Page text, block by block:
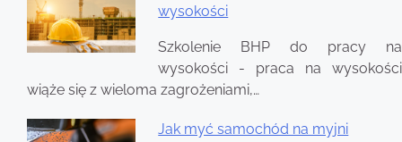
wysokości
Szkolenie BHP do pracy na
wysokości - praca na wysokości
wiąże się z wieloma zagrożeniami,…
Jak myć samochód na myjni